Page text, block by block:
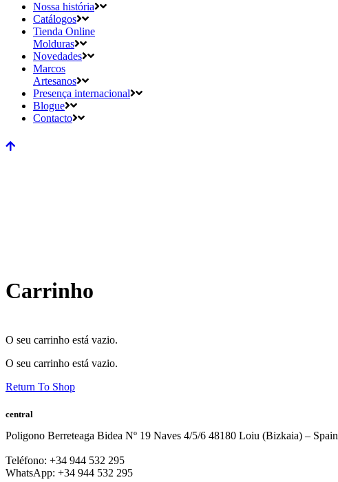
Nossa história
Catálogos
Tienda Online
Molduras
Novedades
Marcos
Artesanos
Presença internacional
Blogue
Contacto
Carrinho
O seu carrinho está vazio.
O seu carrinho está vazio.
Return To Shop
central
Poligono Berreteaga Bidea Nº 19 Naves 4/5/6 48180 Loiu (Bizkaia) – Spain
Teléfono: +34 944 532 295
WhatsApp: +34 944 532 295